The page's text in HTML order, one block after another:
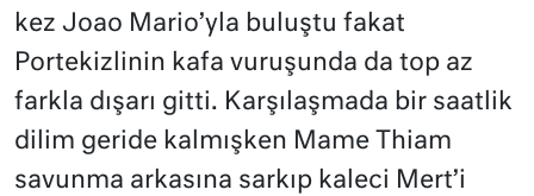
kez Joao Mario’yla buluştu fakat
Portekizlinin kafa vuruşunda da top az
farkla dışarı gitti. Karşılaşmada bir saatlik
dilim geride kalmışken Mame Thiam
savunma arkasına sarkıp kaleci Mert’i